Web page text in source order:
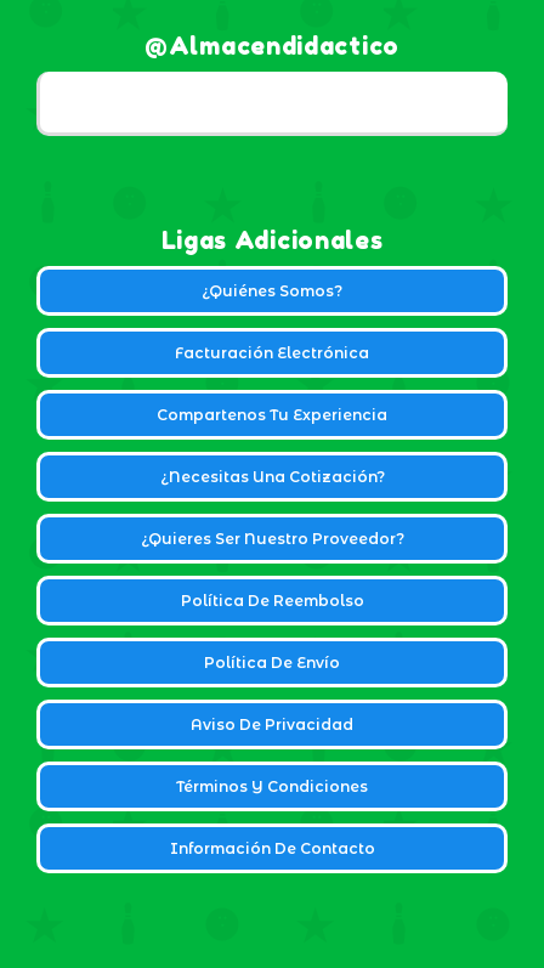
@almacendidactico
Ligas Adicionales
¿Quiénes Somos?
Facturación Electrónica
Compartenos Tu Experiencia
¿Necesitas Una Cotización?
¿Quieres Ser Nuestro Proveedor?
Política De Reembolso
Política De Envío
Aviso De Privacidad
Términos Y Condiciones
Información De Contacto